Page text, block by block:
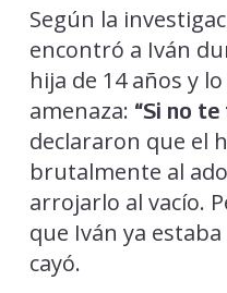
Según la
encontró a Iván
hija de 14 años y
amenaza: “Si no
declararon que el
brutalmente al
arrojarlo al vacío.
que Iván ya
cayó.